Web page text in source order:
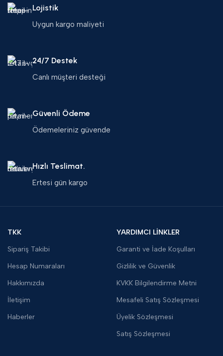
Lojistik
Uygun kargo maliyeti
24/7 Destek
Canlı müşteri desteği
Güvenli Ödeme
Ödemeleriniz güvende
Hızlı Teslimat.
Ertesi gün kargo
TKK
Sipariş Takibi
Hesap Numaraları
Hakkımızda
İletişim
Haberler
YARDIMCI LİNKLER
Garanti ve İade Koşulları
Gizlilik ve Güvenlik
KVKK Bilgilendirme Metni
Mesafeli Satış Sözleşmesi
Üyelik Sözleşmesi
Satış Sözleşmesi